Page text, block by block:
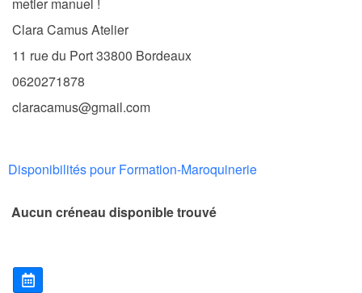
Clara Camus Atelier
11 rue du Port 33800 Bordeaux
0620271878
claracamus@gmail.com
Disponibilités pour Formation-Maroquinerie
Aucun créneau disponible trouvé